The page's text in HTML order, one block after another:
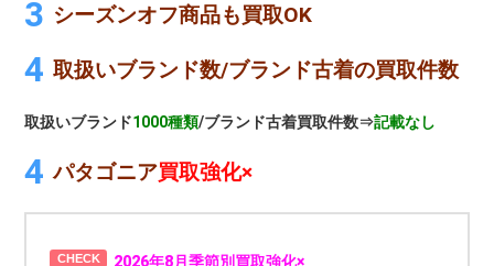
シーズンオフ商品も買取OK
取扱いブランド数/ブランド古着の買取件数
取扱いブランド1000種類/ブランド古着買取件数⇒記載なし
パタゴニア買取強化×
2026年8月季節別買取強化×